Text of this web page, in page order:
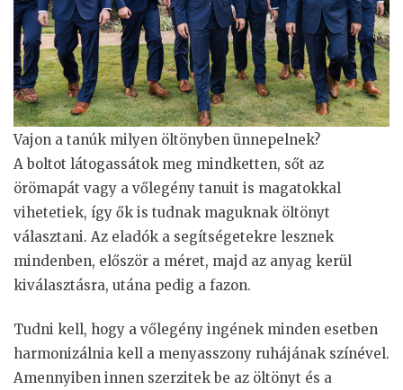
Vajon a tanúk milyen öltönyben ünnepelnek?
A boltot látogassátok meg mindketten, sőt az
örömapát vagy a vőlegény tanuit is magatokkal
vihetetiek, így ők is tudnak maguknak öltönyt
választani. Az eladók a segítségetekre lesznek
mindenben, először a méret, majd az anyag kerül
kiválasztásra, utána pedig a fazon.
Tudni kell, hogy a vőlegény ingének minden esetben
harmonizálnia kell a menyasszony ruhájának színével.
Amennyiben innen szerzitek be az öltönyt és a